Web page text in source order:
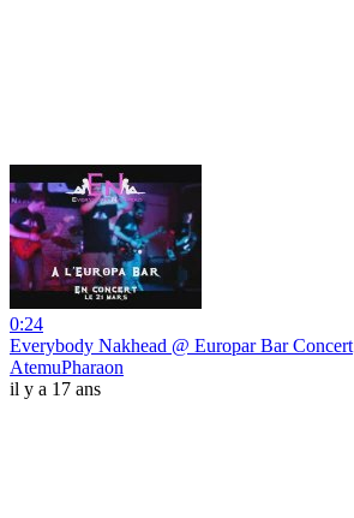
0:24
Everybody Nakhead @ Europar Bar Concert
AtemuPharaon
il y a 17 ans